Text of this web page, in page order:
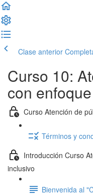
Clase anterior
Curso 10:
con
Curso Atención de
Términos y
Introducción Curso
inclusivo
Bienvenida al